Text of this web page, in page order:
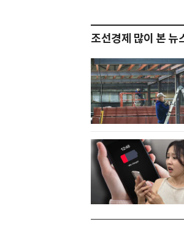
조선경제 많이 본 뉴